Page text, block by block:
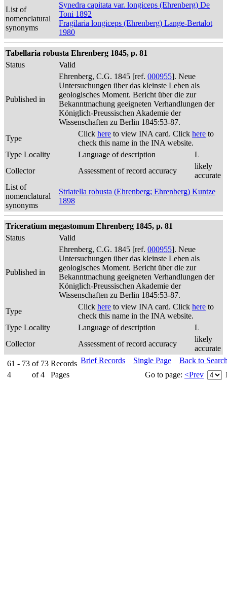
List of
nomenclatural
synonyms
Synedra capitata var. longiceps (Ehrenberg) De
Toni 1892
Fragilaria longiceps (Ehrenberg) Lange-Bertalot
1980
Tabellaria robusta Ehrenberg 1845, p. 81
Status
Valid
Published in
Ehrenberg, C.G. 1845 [ref. 000955]. Neue
Untersuchungen über das kleinste Leben als
geologisches Moment. Bericht über die zur
Bekanntmachung geeigneten Verhandlungen der
Königlich-Preussischen Akademie der
Wissenschaften zu Berlin 1845:53-87.
Type
Click here to view INA card. Click here to
check this name in the INA website.
Type Locality
Language of description
L
Collector
Assessment of record accuracy
likely
accurate
List of
nomenclatural
synonyms
Striatella robusta (Ehrenberg; Ehrenberg) Kuntze
1898
Triceratium megastomum Ehrenberg 1845, p. 81
Status
Valid
Published in
Ehrenberg, C.G. 1845 [ref. 000955]. Neue
Untersuchungen über das kleinste Leben als
geologisches Moment. Bericht über die zur
Bekanntmachung geeigneten Verhandlungen der
Königlich-Preussischen Akademie der
Wissenschaften zu Berlin 1845:53-87.
Type
Click here to view INA card. Click here to
check this name in the INA website.
Type Locality
Language of description
L
Collector
Assessment of record accuracy
likely
accurate
61 - 73 of 73 Records
4
of 4 Pages
Brief Records Single Page
Back to
Go to page: <Prev